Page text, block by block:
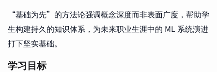
“基础为先”的方法论强调概念深度而非表面广度，帮助学
生构建持久的知识体系，为未来职业生涯中的 ML 系统演进
打下坚实基础。
学习目标